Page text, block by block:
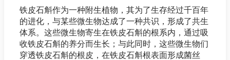
铁皮石斛作为一种附生植物，其为了生存经过千百年
的进化，与某些微生物达成了一种共识，形成了共生
体系。这些微生物寄生在铁皮石斛的根系内，通过吸
收铁皮石斛的养分而生长；与此同时，这些微生物们
穿透铁皮石斛的根皮，在铁皮石斛根表面形成菌丝